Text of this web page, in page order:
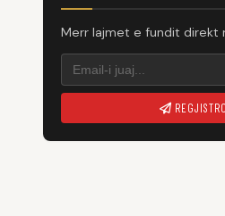
Merr lajmet e fundit direkt